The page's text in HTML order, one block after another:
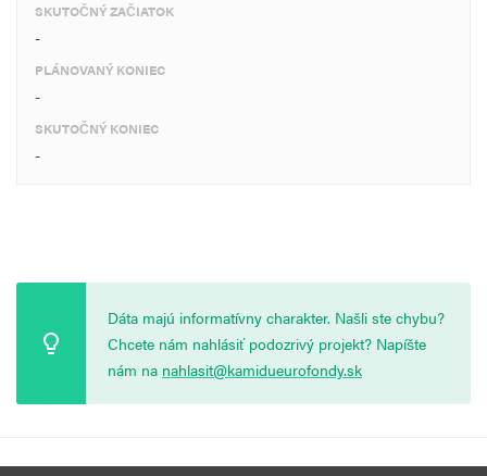
SKUTOČNÝ ZAČIATOK
-
PLÁNOVANÝ KONIEC
-
SKUTOČNÝ KONIEC
-
Dáta majú informatívny charakter. Našli ste chybu?
Chcete nám nahlásiť podozrivý projekt? Napíšte
nám na nahlasit@kamidueurofondy.sk